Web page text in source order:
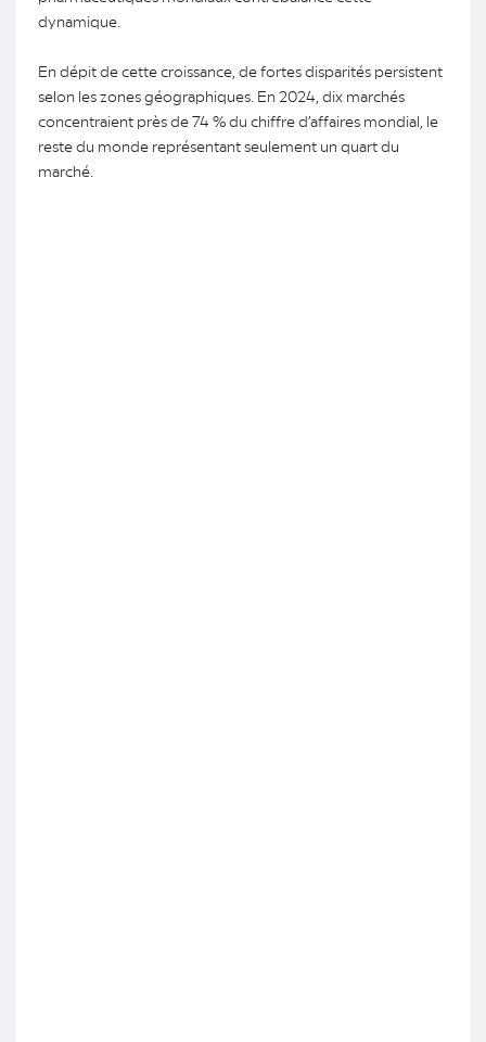
dynamique.
En dépit de cette croissance, de fortes disparités persistent
selon les zones géographiques. En 2024, dix marchés
concentraient près de 74 % du chiffre d’affaires mondial, le
reste du monde représentant seulement un quart du
marché.